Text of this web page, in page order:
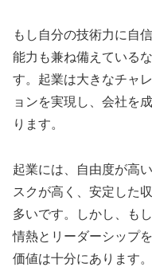
もし自分の技術力に自
能力も兼ね備えている
す。起業は大きなチャ
ョンを実現し、会社を
ります。
起業には、自由度が高
スクが高く、安定した
多いです。しかし、も
情熱とリーダーシップ
価値は十分にあります。